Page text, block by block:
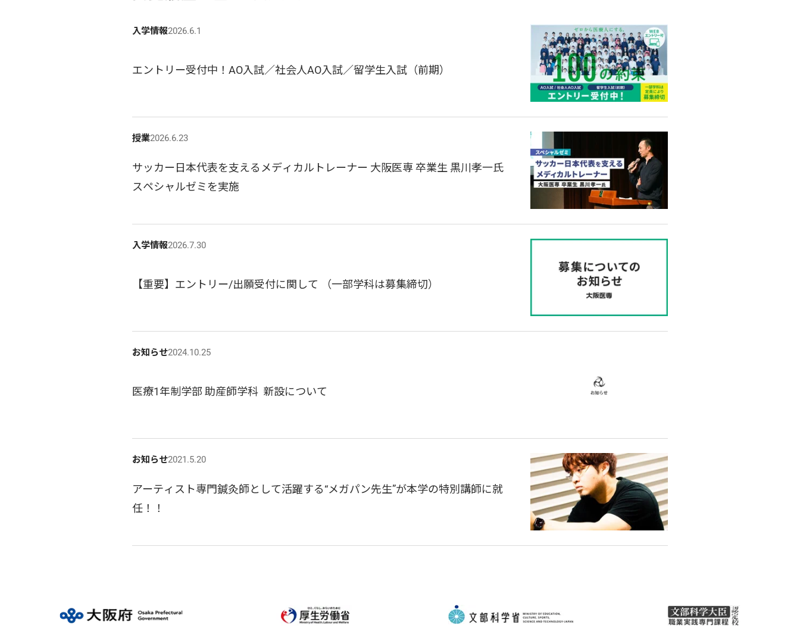
入学情報2026.6.1
エントリー受付中！AO入試／社会人AO入試／留学生入試（前期）
授業2026.6.23
サッカー日本代表を支えるメディカルトレーナー 大阪医専 卒業生 黒川孝一氏
スペシャルゼミを実施
入学情報2026.7.30
【重要】エントリー/出願受付に関して （一部学科は募集締切）
お知らせ2024.10.25
医療1年制学部 助産師学科  新設について
お知らせ2021.5.20
アーティスト専門鍼灸師として活躍する“メガパン先生”が本学の特別講師に就
任！！